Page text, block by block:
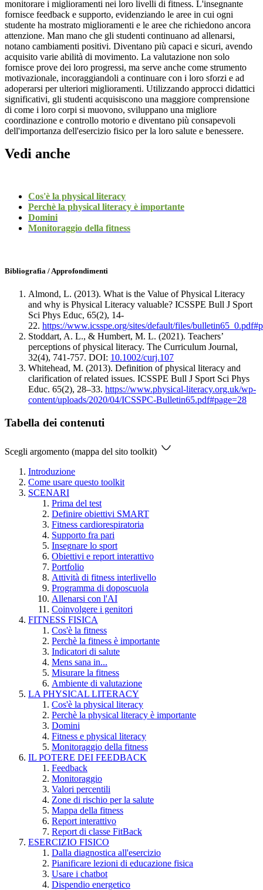
monitorare i miglioramenti nei loro livelli di fitness. L'insegnante
fornisce feedback e supporto, evidenziando le aree in cui ogni
studente ha mostrato miglioramenti e le aree che richiedono ancora
attenzione. Man mano che gli studenti continuano ad allenarsi,
notano cambiamenti positivi. Diventano più capaci e sicuri, avendo
acquisito varie abilità di movimento. La valutazione non solo
fornisce prove dei loro progressi, ma serve anche come strumento
motivazionale, incoraggiandoli a continuare con i loro sforzi e ad
adoperarsi per ulteriori miglioramenti. Utilizzando approcci didattici
significativi, gli studenti acquisiscono una maggiore comprensione
di come i loro corpi si muovono, sviluppano una migliore
coordinazione e controllo motorio e diventano più consapevoli
dell'importanza dell'esercizio fisico per la loro salute e benessere.
Vedi anche
Cos'è la physical literacy
Perchè la physical literacy è importante
Domini
Monitoraggio della fitness
Bibliografia / Approfondimenti
Almond, L. (2013). What is the Value of Physical Literacy
and why is Physical Literacy valuable? ICSSPE Bull J Sport
Sci Phys Educ, 65(2), 14-
22. https://www.icsspe.org/sites/default/files/
Stoddart, A. L., & Humbert, M. L. (2021). Teachers’
perceptions of physical literacy. The Curriculum Journal,
32(4), 741-757. DOI: 10.1002/curj.107
Whitehead, M. (2013). Definition of physical literacy and
clarification of related issues. ICSSPE Bull J Sport Sci Phys
Educ. 65(2), 28–33. https://www.physical-literacy.org.uk/wp-
content/uploads/2020/04/ICSSPC-Bulletin65.pdf#page=28
Tabella dei contenuti
Scegli argomento (mappa del sito toolkit)
Introduzione
Come usare questo toolkit
SCENARI
Prima del test
Definire obiettivi SMART
Fitness cardiorespiratoria
Supporto fra pari
Insegnare lo sport
Obiettivi e report interattivo
Portfolio
Attività di fitness interlivello
Programma di doposcuola
Allenarsi con l'AI
Coinvolgere i genitori
FITNESS FISICA
Cos'è la fitness
Perchè la fitness è importante
Indicatori di salute
Mens sana in...
Misurare la fitness
Ambiente di valutazione
LA PHYSICAL LITERACY
Cos'è la physical literacy
Perchè la physical literacy è importante
Domini
Fitness e physical literacy
Monitoraggio della fitness
IL POTERE DEI FEEDBACK
Feedback
Monitoraggio
Valori percentili
Zone di rischio per la salute
Mappa della fitness
Report interattivo
Report di classe FitBack
ESERCIZIO FISICO
Dalla diagnostica all'esercizio
Pianificare lezioni di educazione fisica
Usare i chatbot
Dispendio energetico